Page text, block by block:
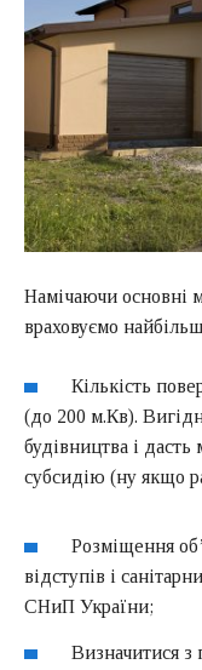
Намічаючи основні
враховуємо
Кількість
(до 200 м.Кв).
будівництва і
субсидію (ну якщо
Розміщення
відступів і
СНиП України;
Визначитися з